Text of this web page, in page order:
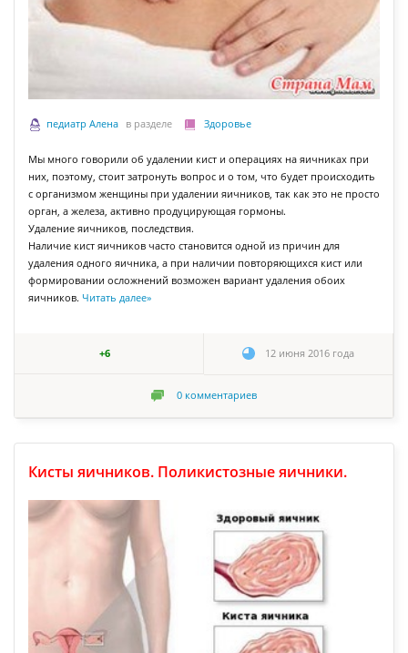
педиатр Алена в разделе Здоровье
Мы много говорили об удалении кист и операциях на яичниках при
них, поэтому, стоит затронуть вопрос и о том, что будет происходить
с организмом женщины при удалении яичников, так как это не просто
орган, а железа, активно продуцирующая гормоны.
Удаление яичников, последствия.
Наличие кист яичников часто становится одной из причин для
удаления одного яичника, а при наличии повторяющихся кист или
формировании осложнений возможен вариант удаления обоих
яичников. Читать далее»
+6 12 июня 2016 года
0 комментариев
Кисты яичников. Поликистозные яичники.